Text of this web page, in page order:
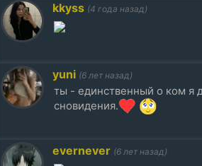
kkyss (4 года назад)
yuni (6 лет назад)
ты - единственный о ком я
сновидения.
evernever (6 лет назад)